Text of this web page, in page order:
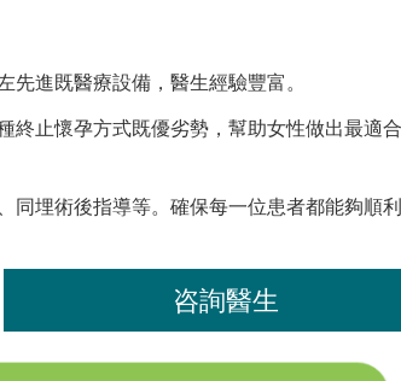
進既醫療設備，醫生經驗豐富。
止懷孕方式既優劣勢，幫助女性做出最適
同埋術後指導等。確保每一位患者都能夠順
咨詢醫生